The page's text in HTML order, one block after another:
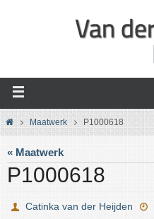
HomeMaatwerk P1000618
« Maatwerk
P1000618
Catinka van der Heijden